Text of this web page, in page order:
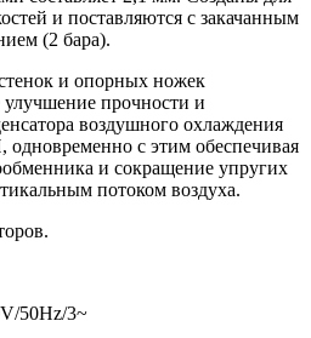
и поставляются с закачанным
(2 бара).
и опорных ножек
улучшение прочности и
воздушного охлаждения
с этим обеспечивая
и сокращение упругих
потоком воздуха.
50Hz/3~